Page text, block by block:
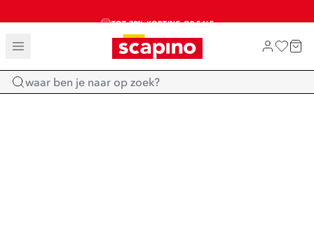
TOT 70% KORTING OP SALE
SALE: LAATSTE KANS!
SHOP NIEUW
Home